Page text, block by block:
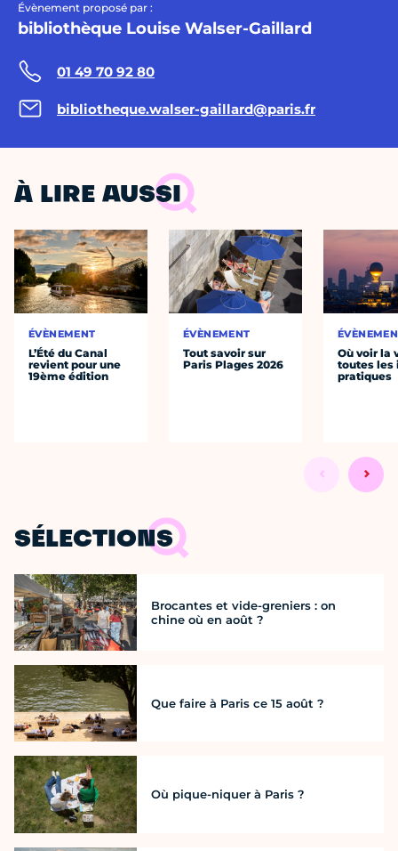
Évènement proposé par :
bibliothèque Louise Walser-Gaillard
01 49 70 92 80
bibliotheque.walser-gaillard@paris.fr
À LIRE AUSSI
ÉVÈNEMENT
L’Été du Canal
revient pour une
19ème édition
ÉVÈNEMENT
Tout savoir sur
Paris Plages 2026
Où voir la
toutes les
pratiques
SÉLECTIONS
Brocantes et vide-greniers : on
chine où en août ?
Que faire à Paris ce 15 août ?
Où pique-niquer à Paris ?